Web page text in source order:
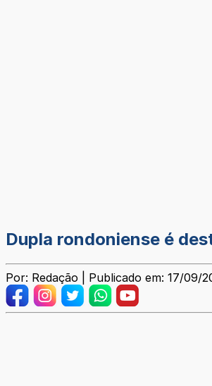
Dupla rondoniense é
Por: Redação | Publicado em: 17/09/